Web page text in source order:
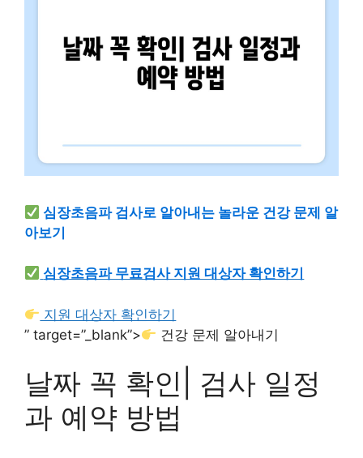
심장초음파 검사로 알아내는 놀라운 건강 문제 알
아보기
심장초음파 무료검사 지원 대상자 확인하기
지원 대상자 확인하기
” target=”_blank”>
건강 문제 알아내기
날짜 꼭 확인| 검사 일정
과 예약 방법